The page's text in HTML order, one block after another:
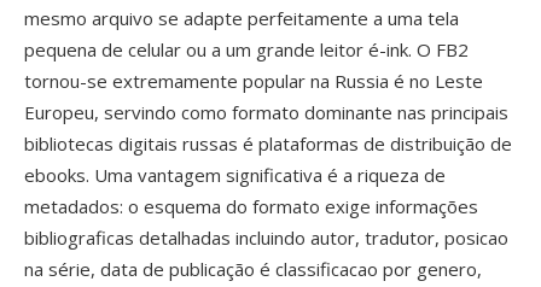
mesmo arquivo se adapte perfeitamente a uma tela
pequena de celular ou a um grande leitor é-ink. O FB2
tornou-se extremamente popular na Russia é no Leste
Europeu, servindo como formato dominante nas principais
bibliotecas digitais russas é plataformas de distribuição de
ebooks. Uma vantagem significativa é a riqueza de
metadados: o esquema do formato exige informações
bibliograficas detalhadas incluindo autor, tradutor, posicao
na série, data de publicação é classificacao por genero,